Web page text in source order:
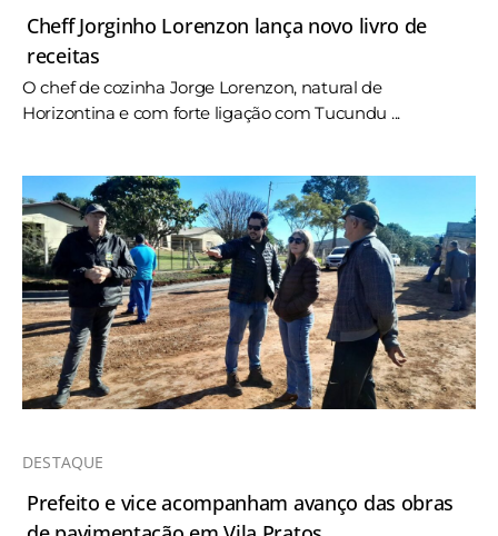
Cheff Jorginho Lorenzon lança novo livro de
receitas
O chef de cozinha Jorge Lorenzon, natural de
Horizontina e com forte ligação com Tucundu ...
DESTAQUE
Prefeito e vice acompanham avanço das obras